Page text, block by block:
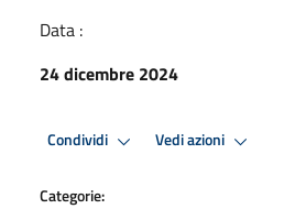
Data :
24 dicembre 2024
Condividi Vedi azioni
Categorie: